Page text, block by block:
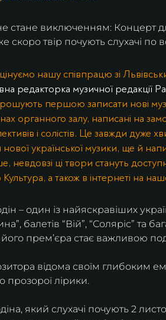
стане виключенням: Концерт
скоро твір почують слухачі по
нашу співпрацю зі
редакторка музичної редакції
першою записати нові
органного залу, написані на
і солістів. Це завжди
української музики, ще й
невдовзі ці твори стануть
Культура, а також в інтернеті на
– один із найяскравіших
балетів “Вій”, “Соляріс” та
прем’єра стає важливою
відома своїм глибоким
прозорої лірики.
який слухачі почують 2